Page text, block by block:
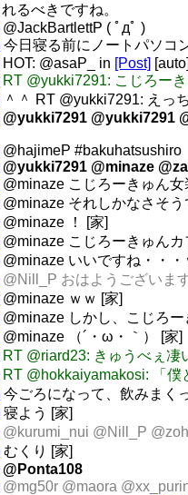
るべきですね。
@JackBartlettP ( ﾟдﾟ )
今日寝る前にノートパソコ
HOT: @asaP_ in [Post] [auto]
RT @yukki7291: こじろー
＾＾ RT @yukki7291: えっ
@yukki7291 @yukki7291
@hajimeP #bakuhatsushiro
@yukki7291 @minaze
@minaze こじろーきゅん
@minaze それしかなさそ
@minaze ！ [家]
@minaze こじろーきゅん
@minaze いいですね・・・
@Nill_P おはようございま
@minaze ｗｗ [家]
@minaze しかし、こじろ
@minaze （´・ω・｀） [家]
RT @riard23: きゅうべぇ
RT @hokkaiyamakosi: 「僕
今ごろになって、飲みまく
寝よう [家]
@kurumi_nui @Nill_P
むくり [家]
@Ponta108
@mg50r @maora